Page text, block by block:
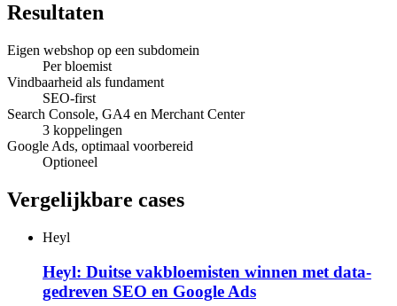
Resultaten
Eigen webshop op een subdomein
Per bloemist
Vindbaarheid als fundament
SEO-first
Search Console, GA4 en Merchant Center
3 koppelingen
Google Ads, optimaal voorbereid
Optioneel
Vergelijkbare cases
Heyl
Heyl: Duitse vakbloemisten winnen met data-
gedreven SEO en Google Ads